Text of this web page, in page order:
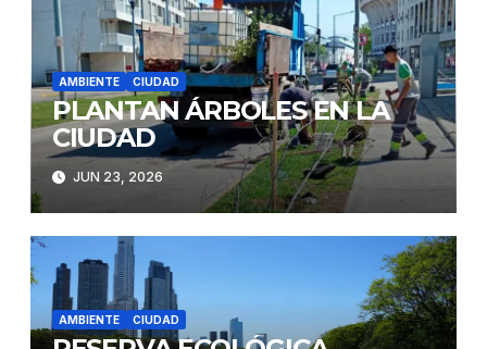
AMBIENTE CIUDAD
PLANTAN ÁRBOLES EN LA
CIUDAD
JUN 23, 2026
AMBIENTE CIUDAD